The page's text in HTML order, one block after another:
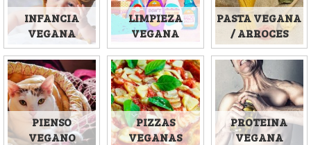
INFANCIA
VEGANA
LIMPIEZA
VEGANA
PASTA VEGANA
/ ARROCES
PIENSO
VEGANO
PIZZAS
VEGANAS
PROTEINA
VEGANA